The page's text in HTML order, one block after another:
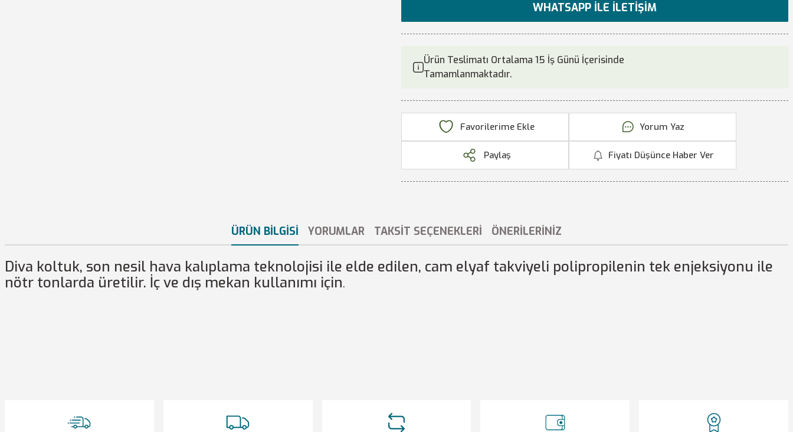
WHATSAPP İLE İLETIŞIM
Ürün Teslimatı Ortalama 15 İş Günü İçerisinde
Tamamlanmaktadır.
Yorum Yaz
Paylaş Fiyatı Düşünce Haber Ver
ÜRÜN BILGISI YORUMLAR TAKSIT SEÇENEKLERI ÖNERILERINIZ
Diva koltuk, son nesil hava kalıplama teknolojisi ile elde edilen, cam elyaf takviyeli polipropilenin tek enjeksiyonu ile
nötr tonlarda üretilir. İç ve dış mekan kullanımı için.
Ürün fiyatı diğer sitelerden daha pahalı.